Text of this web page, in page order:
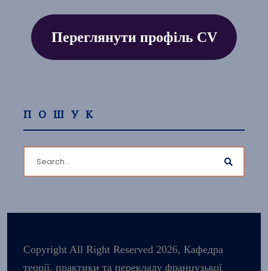
Переглянути профіль CV
ПОШУК
Copyright All Right Reserved 2026, Кафедра
теорії, практики та перекладу французької